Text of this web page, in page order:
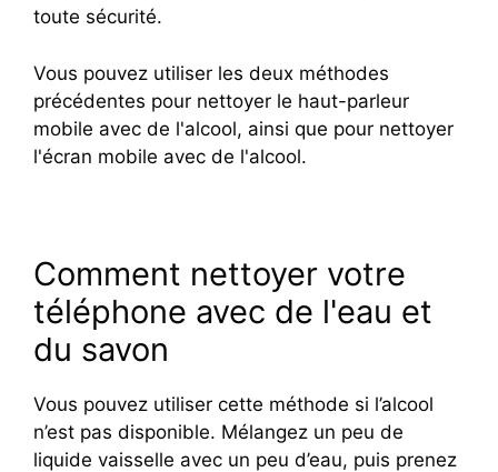
toute sécurité.
Vous pouvez utiliser les deux méthodes
précédentes pour nettoyer le haut-parleur
mobile avec de l'alcool, ainsi que pour nettoyer
l'écran mobile avec de l'alcool.
Comment nettoyer votre
téléphone avec de l'eau et
du savon
Vous pouvez utiliser cette méthode si l’alcool
n’est pas disponible. Mélangez un peu de
liquide vaisselle avec un peu d’eau, puis prenez